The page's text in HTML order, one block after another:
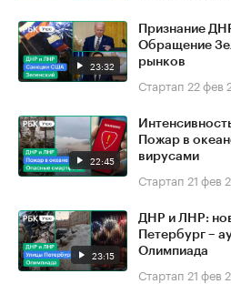
23:32
Признание
Обращение
рынков
Стартап 22 фев
22:45
Пожар в
вирусами
Стартап 21 фев
23:15
ДНР и ЛНР:
Петербург –
Олимпиада
Стартап 21 фев